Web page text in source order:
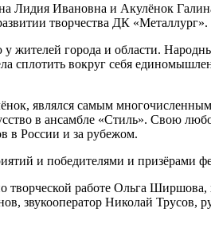
Лидия Ивановна и Акулёнок
творчества ДК «Металлург».
города и области.
вокруг себя
являлся самым многочисленным
в ансамбле «Стиль». Свою
в России и за рубежом.
и победителями и призёрами
работе Ольга Ширшова,
звукооператор Николай Трусов,